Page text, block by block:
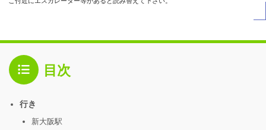
目次
行き
新大阪駅